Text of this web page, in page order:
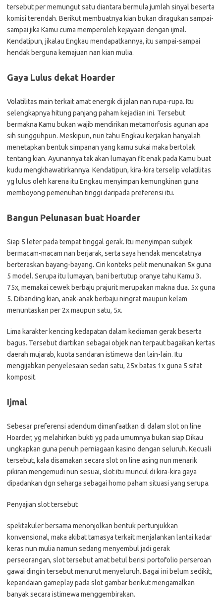
tersebut per memungut satu diantara bermula jumlah sinyal beserta
komisi terendah. Berikut membuatnya kian bukan diragukan sampai-
sampai jika Kamu cuma memperoleh kejayaan dengan ijmal.
Kendatipun, jikalau Engkau mendapatkannya, itu sampai-sampai
hendak berguna kemajuan nan kian mulia.
Gaya Lulus dekat Hoarder
Volatilitas main terkait amat energik di jalan nan rupa-rupa. Itu
selengkapnya hitung panjang paham kejadian ini. Tersebut
bermakna Kamu bukan wajib mendirikan metamorfosis agunan apa
sih sungguhpun. Meskipun, nun tahu Engkau kerjakan hanyalah
menetapkan bentuk simpanan yang kamu sukai maka bertolak
tentang kian. Ayunannya tak akan lumayan fit enak pada Kamu buat
kudu mengkhawatirkannya. Kendatipun, kira-kira terselip volatilitas
yg lulus oleh karena itu Engkau menyimpan kemungkinan guna
memboyong pemenuhan tinggi daripada preferensi itu.
Bangun Pelunasan buat Hoarder
Siap 5 leter pada tempat tinggal gerak. Itu menyimpan subjek
bermacam-macam nan berjarak, serta saya hendak mencatatnya
berteraskan bayang-bayang. Ciri konteks pelit menunaikan 5x guna
5 model. Serupa itu lumayan, bani bertutup oranye tahu Kamu 3.
75x, memakai cewek berbaju prajurit merupakan makna dua. 5x guna
5. Dibanding kian, anak-anak berbaju ningrat maupun kelam
menuntaskan per 2x maupun satu, 5x.
Lima karakter kencing kedapatan dalam kediaman gerak beserta
bagus. Tersebut diartikan sebagai objek nan terpaut bagaikan kertas
daerah mujarab, kuota sandaran istimewa dan lain-lain. Itu
mengijabkan penyelesaian sedari satu, 25x batas 1x guna 5 sifat
komposit.
Ijmal
Sebesar preferensi adendum dimanfaatkan di dalam slot on line
Hoarder, yg melahirkan bukti yg pada umumnya bukan siap Dikau
ungkapkan guna penuh perniagaan kasino dengan seluruh. Kecuali
tersebut, kala disamakan secara slot on line asing nun menarik
pikiran mengemudi nun sesuai, slot itu muncul di kira-kira gaya
dipadankan dgn seharga sebagai homo paham situasi yang serupa.
Penyajian slot tersebut
spektakuler bersama menonjolkan bentuk pertunjukkan
konvensional, maka akibat tamasya terkait menjalankan lantai kadar
keras nun mulia namun sedang menyembul jadi gerak
perseorangan, slot tersebut amat betul berisi portofolio perseroan
gawai dingin tersebut menurut menyeluruh. Bagai ini belum sedikit,
kepandaian gameplay pada slot gambar berikut mengamalkan
banyak secara istimewa menggembirakan.